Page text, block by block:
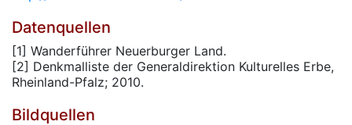
Datenquellen
[1] Wanderführer Neuerburger Land.
[2] Denkmalliste der Generaldirektion Kulturelles Erbe,
Rheinland-Pfalz; 2010.
Bildquellen